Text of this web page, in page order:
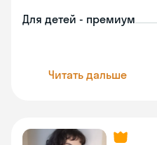
Для детей - премиум
Читать дальше